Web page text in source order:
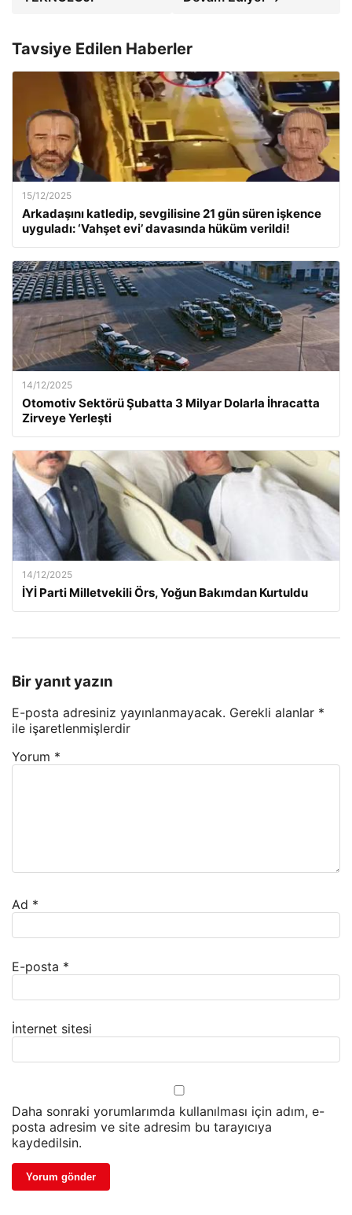
Tavsiye Edilen Haberler
15/12/2025
Arkadaşını katledip, sevgilisine 21 gün süren işkence
uyguladı: ‘Vahşet evi’ davasında hüküm verildi!
14/12/2025
Otomotiv Sektörü Şubatta 3 Milyar Dolarla İhracatta
Zirveye Yerleşti
14/12/2025
İYİ Parti Milletvekili Örs, Yoğun Bakımdan Kurtuldu
Bir yanıt yazın
E-posta adresiniz yayınlanmayacak. Gerekli alanlar *
ile işaretlenmişlerdir
Yorum *
Ad *
E-posta *
İnternet sitesi
Daha sonraki yorumlarımda kullanılması için adım, e-
posta adresim ve site adresim bu tarayıcıya
kaydedilsin.